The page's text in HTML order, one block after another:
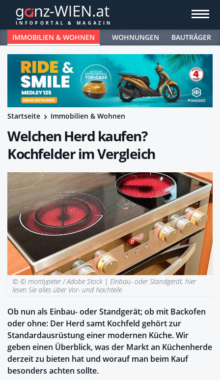
IMMOBILIEN & WOHNEN WOHNUNGEN BAUTRÄGER
Startseite Immobilien & Wohnen
Welchen Herd kaufen?
Kochfelder im Vergleich
© © montypeter / Adobe Stock | Einbau- oder Standgerät, hier
lesen Sie alles über Vor- und Nachteile
Ob nun als Einbau- oder Standgerät; ob mit Backofen
oder ohne: Der Herd samt Kochfeld gehört zur
Standardausrüstung einer modernen Küche. Wir
geben einen Überblick, was der Markt an Küchenherde
derzeit zu bieten hat und worauf man beim Kauf
besonders achten sollte.